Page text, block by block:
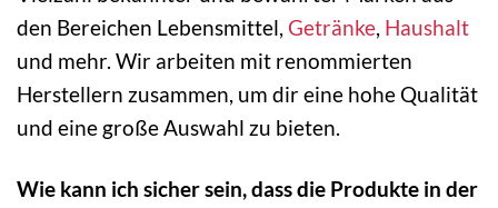
den Bereichen Lebensmittel, Getränke, Haushalt
und mehr. Wir arbeiten mit renommierten
Herstellern zusammen, um dir eine hohe Qualität
und eine große Auswahl zu bieten.
Wie kann ich sicher sein, dass die Produkte in der